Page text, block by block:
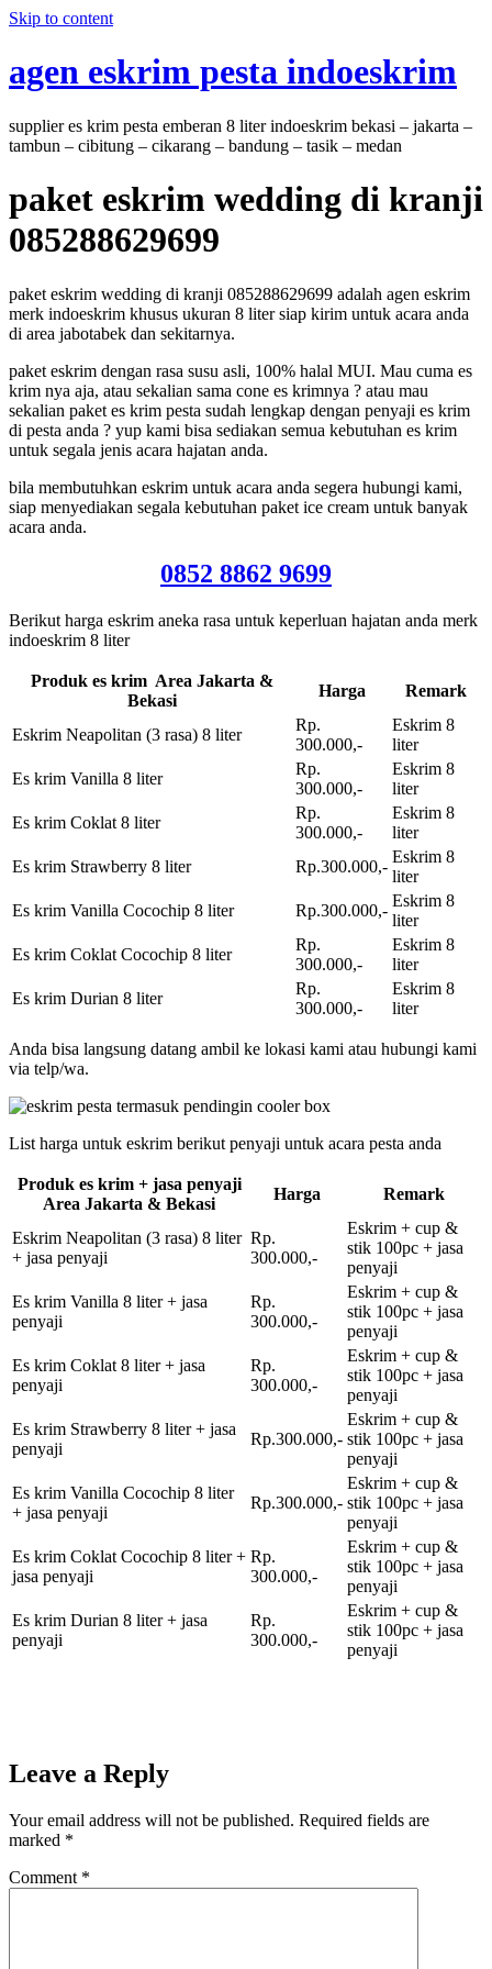
Skip to content
agen eskrim pesta indoeskrim
supplier es krim pesta emberan 8 liter indoeskrim bekasi – jakarta –
tambun – cibitung – cikarang – bandung – tasik – medan
paket eskrim wedding di kranji
085288629699
paket eskrim wedding di kranji 085288629699 adalah agen eskrim
merk indoeskrim khusus ukuran 8 liter siap kirim untuk acara anda
di area jabotabek dan sekitarnya.
paket eskrim dengan rasa susu asli, 100% halal MUI. Mau cuma es
krim nya aja, atau sekalian sama cone es krimnya ? atau mau
sekalian paket es krim pesta sudah lengkap dengan penyaji es krim
di pesta anda ? yup kami bisa sediakan semua kebutuhan es krim
untuk segala jenis acara hajatan anda.
bila membutuhkan eskrim untuk acara anda segera hubungi kami,
siap menyediakan segala kebutuhan paket ice cream untuk banyak
acara anda.
0852 8862 9699
Berikut harga eskrim aneka rasa untuk keperluan hajatan anda merk
indoeskrim 8 liter
Produk es krim Area Jakarta &
Bekasi
Harga Remark
Eskrim Neapolitan (3 rasa) 8 liter
Rp.
300.000,-
Eskrim 8
liter
Es krim Vanilla 8 liter
Rp.
300.000,-
Eskrim 8
liter
Es krim Coklat 8 liter
Rp.
300.000,-
Eskrim 8
liter
Es krim Strawberry 8 liter
Rp.300.000,-
Eskrim 8
liter
Es krim Vanilla Cocochip 8 liter
Rp.300.000,-
Eskrim 8
liter
Es krim Coklat Cocochip 8 liter
Rp.
300.000,-
Eskrim 8
liter
Es krim Durian 8 liter
Rp.
300.000,-
Eskrim 8
liter
Anda bisa langsung datang ambil ke lokasi kami atau hubungi kami
via telp/wa.
List harga untuk eskrim berikut penyaji untuk acara pesta anda
Produk es krim + jasa penyaji
Area Jakarta & Bekasi
Harga Remark
Eskrim Neapolitan (3 rasa) 8 liter
+ jasa penyaji
Rp.
300.000,-
Eskrim + cup &
stik 100pc + jasa
penyaji
Es krim Vanilla 8 liter + jasa
penyaji
Rp.
300.000,-
Eskrim + cup &
stik 100pc + jasa
penyaji
Es krim Coklat 8 liter + jasa
penyaji
Rp.
300.000,-
Eskrim + cup &
stik 100pc + jasa
penyaji
Es krim Strawberry 8 liter + jasa
penyaji
Rp.300.000,-
Eskrim + cup &
stik 100pc + jasa
penyaji
Es krim Vanilla Cocochip 8 liter
+ jasa penyaji
Rp.300.000,-
Eskrim + cup &
stik 100pc + jasa
penyaji
Es krim Coklat Cocochip 8 liter +
jasa penyaji
Rp.
300.000,-
Eskrim + cup &
stik 100pc + jasa
penyaji
Es krim Durian 8 liter + jasa
penyaji
Rp.
300.000,-
Eskrim + cup &
stik 100pc + jasa
penyaji
Leave a Reply
Your email address will not be published. Required fields are
marked *
Comment *